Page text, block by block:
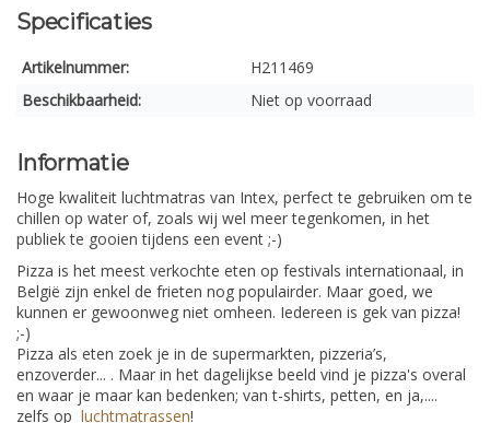
Specificaties
Artikelnummer:
H211469
Beschikbaarheid:
Niet op voorraad
Informatie
Hoge kwaliteit luchtmatras van Intex, perfect te gebruiken om te
chillen op water of, zoals wij wel meer tegenkomen, in het
publiek te gooien tijdens een event ;-)
Pizza is het meest verkochte eten op festivals internationaal, in
België zijn enkel de frieten nog populairder. Maar goed, we
kunnen er gewoonweg niet omheen. Iedereen is gek van pizza!
;-)
Pizza als eten zoek je in de supermarkten, pizzeria’s,
enzoverder... . Maar in het dagelijkse beeld vind je pizza's overal
en waar je maar kan bedenken; van t-shirts, petten, en ja,....
zelfs op luchtmatrassen!